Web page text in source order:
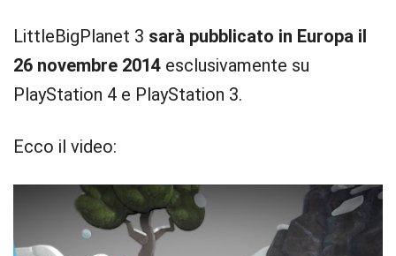
LittleBigPlanet 3 sarà pubblicato in Europa il
26 novembre 2014 esclusivamente su
PlayStation 4 e PlayStation 3.
Ecco il video: